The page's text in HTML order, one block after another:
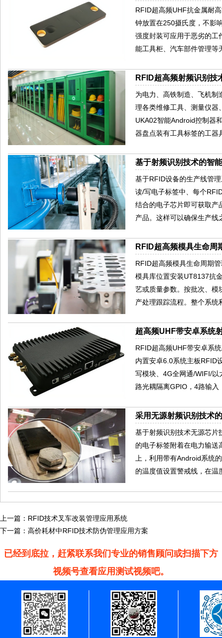
RFID超高频UHF抗金属耐
钟放置在250摄氏度，不影
强度封装可应用于恶劣的工
能工具柜、汽车部件管理等
RFID超高频射频识别技
为电力、高铁制造、飞机
理各类维修工具、测量仪器
UKA02智能Android控制器
器盘点装有工具标签的工器
基于射频识别技术的智
基于RFID设备的生产线管
读/写电子标签中、每个
结合的电子芯片即可获取产
产品。这样可以确保生产线
RFID超高频模具生命周
RFID超高频模具生命周期
模具库位置安装UT8137抗
艺或质量参数。按批次、模
产处理跟踪流程。整个系统
超高频UHF带安卓系统
RFID超高频UHF带安卓系
内置安卓6.0系统主板RFID
写模块、4G全网通/WIFI/以
路光耦隔离GPIO，4路输
采用无源射频识别技术
基于射频识别技术无源芯片
的电子标签附着在电力输
上，利用带有Android系统
的温度值设置警戒线，在温
上一篇： RFID技术叉车改装管理应用系统
下一篇： 高价耗材中RFID技术防伪管理应用方案
已经到底拉，赶紧联系我们专业的销售顾问或扫描下方
视频号查看应用测试视频吧。